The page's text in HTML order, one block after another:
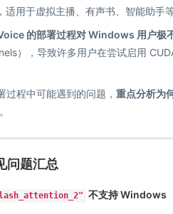
用于虚拟主播、有声书、智能助手等
的部署过程对 Windows 用户极
），导致许多用户在尝试启用
程中可能遇到的问题， 重点分析为
问题汇总
不支持 Windows